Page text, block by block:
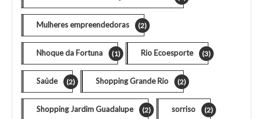
Mulheres empreendedoras (2)
Nhoque da Fortuna (1) Rio Ecoesporte (3)
Saúde (2) Shopping Grande Rio (2)
Shopping Jardim Guadalupe (2) sorriso (2)